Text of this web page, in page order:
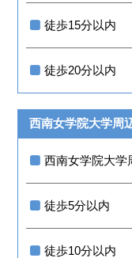
徒歩15分以内
徒歩20分以内
西南女学院大学周
西南女学院大学
徒歩5分以内
徒歩10分以内